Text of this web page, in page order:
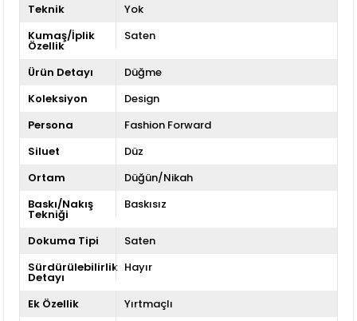
Teknik
Yok
Kumaş/İplik
Özellik
Saten
Ürün Detayı
Düğme
Koleksiyon
Design
Persona
Fashion Forward
Siluet
Düz
Ortam
Düğün/Nikah
Baskı/Nakış
Tekniği
Baskısız
Dokuma Tipi
Saten
Sürdürülebilirlik
Detayı
Hayır
Ek Özellik
Yırtmaçlı